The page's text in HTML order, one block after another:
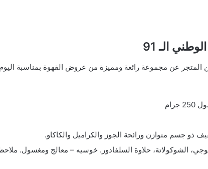
الـ 91
عن مجموعة رائعة ومميزة من عروض القهوة بمناسبة
ذو جسم متوازن ورائحة الجوز والكراميل والكاكاو.
الشوكولاتة، حلاوة السلفادور. خوسيه – معالج ومغسول.